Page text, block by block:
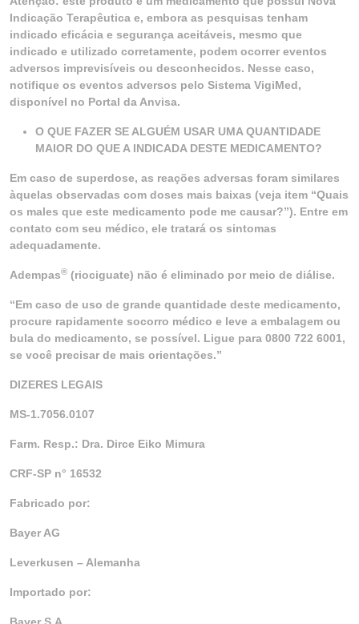
Indicação Terapêutica e, embora as pesquisas tenham
indicado eficácia e segurança aceitáveis, mesmo que
indicado e utilizado corretamente, podem ocorrer eventos
adversos imprevisíveis ou desconhecidos. Nesse caso,
notifique os eventos adversos pelo Sistema VigiMed,
disponível no Portal da Anvisa.
O QUE FAZER SE ALGUÉM USAR UMA QUANTIDADE
MAIOR DO QUE A INDICADA DESTE MEDICAMENTO?
Em caso de superdose, as reações adversas foram similares
àquelas observadas com doses mais baixas (veja item “Quais
os males que este medicamento pode me causar?”). Entre em
contato com seu médico, ele tratará os sintomas
adequadamente.
Adempas® (riociguate) não é eliminado por meio de diálise.
“Em caso de uso de grande quantidade deste medicamento,
procure rapidamente socorro médico e leve a embalagem ou
bula do medicamento, se possível. Ligue para 0800 722 6001,
se você precisar de mais orientações.”
DIZERES LEGAIS
MS-1.7056.0107
Farm. Resp.: Dra. Dirce Eiko Mimura
CRF-SP n° 16532
Fabricado por:
Bayer AG
Leverkusen – Alemanha
Importado por: